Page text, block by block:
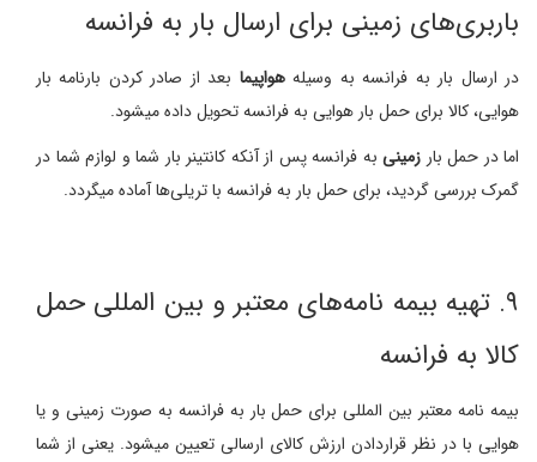
باربری‌های زمینی برای ارسال بار به فرانسه
در ارسال بار به فرانسه به وسیلههواپیما بعد از صادر کردن بارنامه بار
هوایی، کالا برای حمل بار هوایی به فرانسه تحویل داده میشود.
اما در حمل بار زمینی به فرانسه پس از آنکه کانتینر بار شما و لوازم شما در
گمرک بررسی گردید، برای حمل بار به فرانسه با تریلی‌ها آماده میگردد.
۹. تهیه بیمه نامه‌های معتبر و بین المللی حمل
کالا به فرانسه
بیمه نامه معتبر بین المللی برای حمل بار به فرانسه به صورت زمینی و یا
هوایی با در نظر قراردادن ارزش کالای ارسالی تعیین میشود. یعنی از شما